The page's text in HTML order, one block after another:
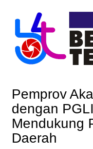
content
Pemprov
dengan
Mendukung
Daerah